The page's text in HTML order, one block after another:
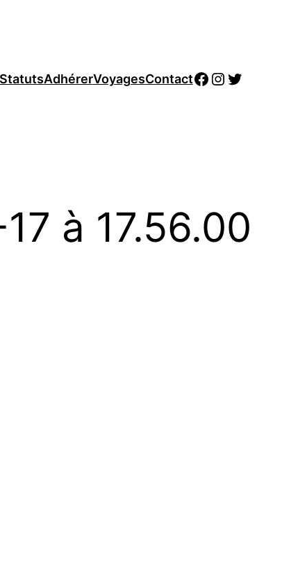
StatutsAdhérerVoyagesContactFacebook
Instagram
Twitter
à 17.56.00